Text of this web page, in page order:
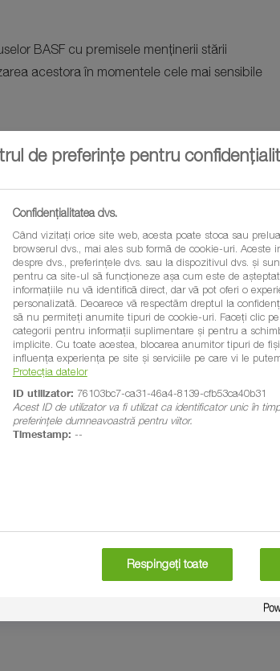
BASF cu premisele menținerii stării
acestora în momentele cele mai sensibile
pentru detalii
pe unitatea de suprafață.
de preferințe pentru
Confidențialitatea dvs.
Când vizitați orice site web, acesta poate stoca sau
browserul dvs., mai ales sub formă de cookie-uri. Aceste
despre dvs., preferințele dvs. sau la dispozitivul dvs. și
pentru ca site-ul să funcționeze așa cum este de
informațiile nu vă identifică direct, dar vă pot oferi o
personalizată. Deoarece vă respectăm dreptul la
să nu permiteți anumite tipuri de cookie-uri. Faceți clic
categorii pentru informații suplimentare și pentru a
implicite. Cu toate acestea, blocarea anumitor tipuri de
influența experiența pe site și serviciile pe care vi le
Protecția datelor
ID utilizator: 76103bc7-ca31-46a4-8139-cfb53ca40b31
Acest ID de utilizator va fi utilizat ca identificator unic în
preferințele dumneavoastră pentru viitor.
Timestamp: --
Respingeți toate